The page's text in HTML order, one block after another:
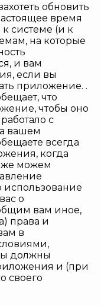
обновить
время
системе (и к
на которые
и вам
если вы
приложение. .
что
чтобы оно
с
вашем
всегда
когда
можем
использование
о
вам иное,
права и
в
должны
и (при
своего